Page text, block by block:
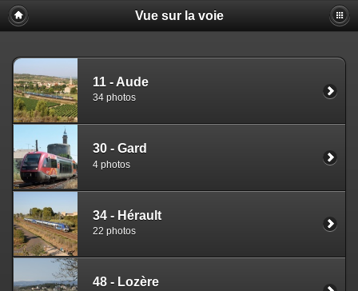
Vue sur la voie
11 - Aude
34 photos
30 - Gard
4 photos
34 - Hérault
22 photos
48 - Lozère